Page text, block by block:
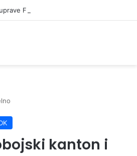
kanton i